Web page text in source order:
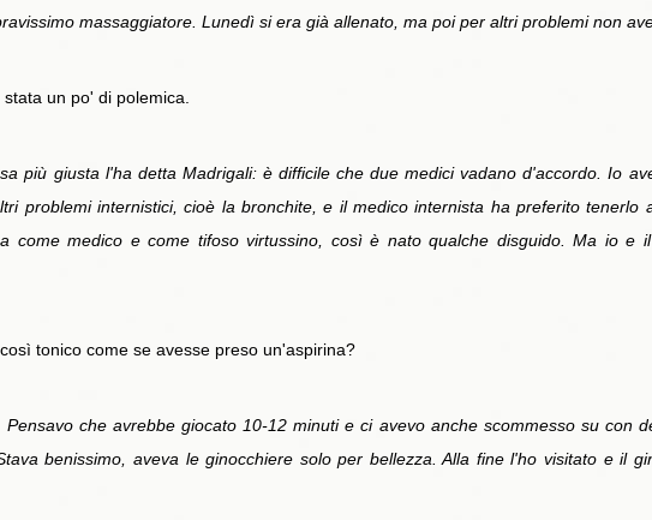
massaggiatore. Lunedì si era già allenato, ma poi per altri problemi non
un po' di polemica.
più giusta l'ha detta Madrigali: è difficile che due medici vadano d'accordo. Io
problemi internistici, cioè la bronchite, e il medico internista ha preferito
come medico e come tifoso virtussino, così è nato qualche disguido. Ma io e
tonico come se avesse preso un'aspirina?
che avrebbe giocato 10-12 minuti e ci avevo anche scommesso su con
benissimo, aveva le ginocchiere solo per bellezza. Alla fine l'ho visitato e il